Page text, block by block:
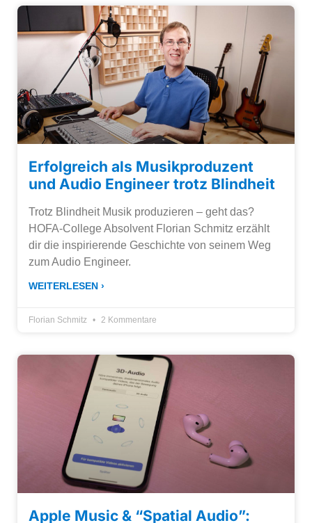
Erfolgreich als Musikproduzent
und Audio Engineer trotz Blindheit
Trotz Blindheit Musik produzieren – geht das?
HOFA-College Absolvent Florian Schmitz erzählt
dir die inspirierende Geschichte von seinem Weg
zum Audio Engineer.
WEITERLESEN ›
Florian Schmitz 2 Kommentare
Apple Music & “Spatial Audio”: